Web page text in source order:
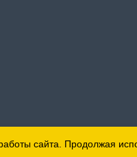
сайта. Продолжая